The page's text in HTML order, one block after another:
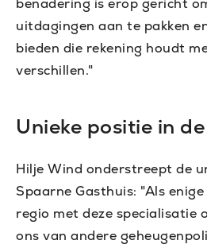
uitdagingen aan te pakken
bieden die rekening houdt
verschillen."
Unieke positie in
Hilje Wind onderstreept de
Spaarne Gasthuis: "Als
regio met deze specialisatie
ons van andere